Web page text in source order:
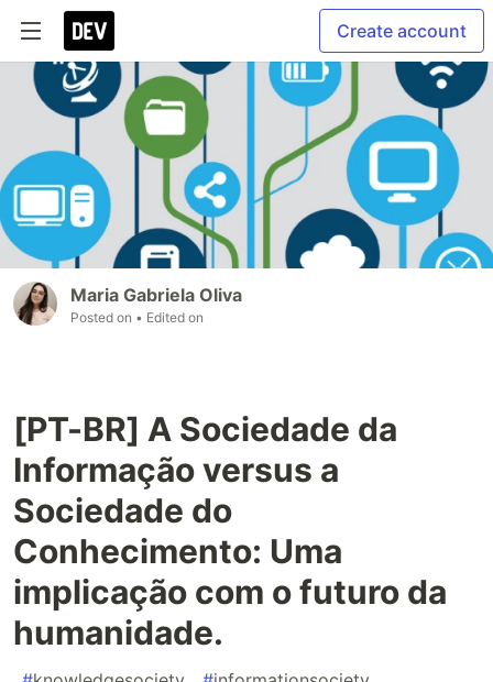
Create account
Maria Gabriela Oliva
Posted on • Edited on
[PT-BR] A Sociedade da
Informação versus a
Sociedade do
Conhecimento: Uma
implicação com o futuro da
humanidade.